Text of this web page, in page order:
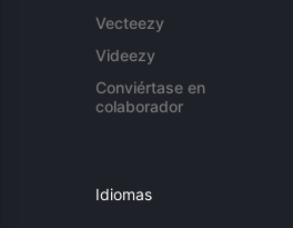
Vecteezy
Videezy
Conviértase en
colaborador
Idiomas